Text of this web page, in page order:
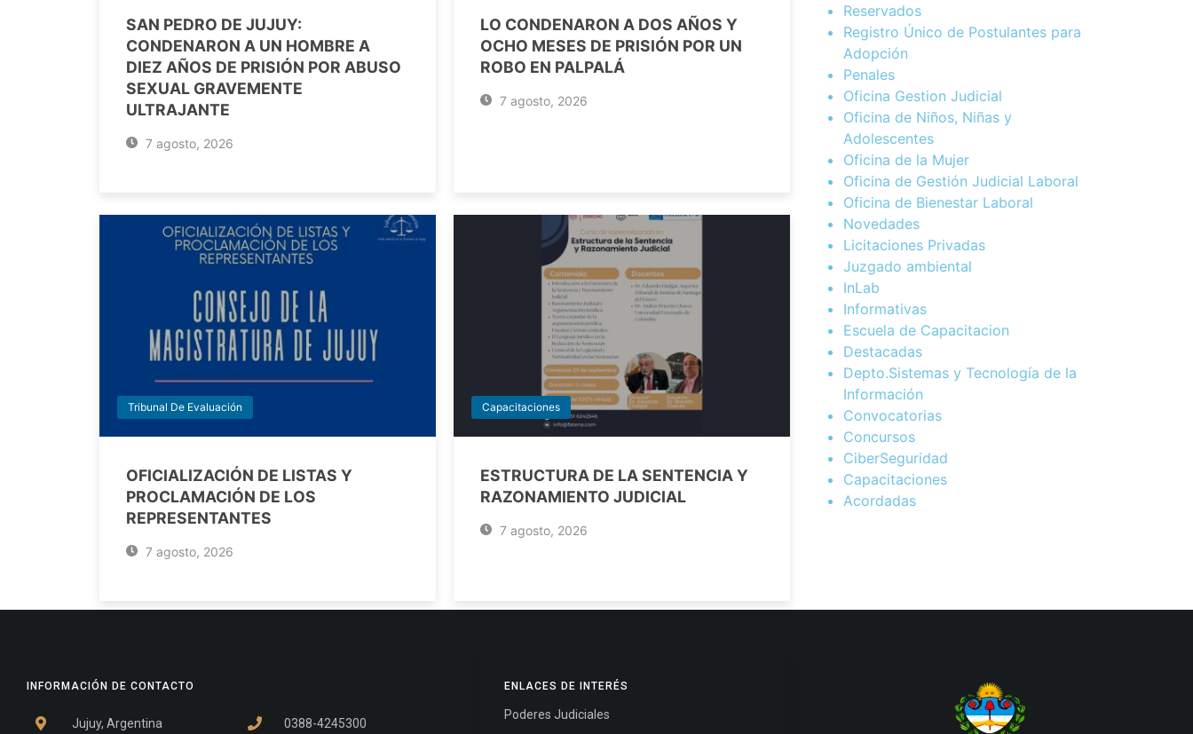
SAN PEDRO DE JUJUY:
CONDENARON A UN HOMBRE A
DIEZ AÑOS DE PRISIÓN POR ABUSO
SEXUAL GRAVEMENTE
ULTRAJANTE
7 agosto, 2026
LO CONDENARON A DOS AÑOS Y
OCHO MESES DE PRISIÓN POR UN
ROBO EN PALPALÁ
7 agosto, 2026
Tribunal De Evaluación
OFICIALIZACIÓN DE LISTAS Y
PROCLAMACIÓN DE LOS
REPRESENTANTES
7 agosto, 2026
Capacitaciones
ESTRUCTURA DE LA SENTENCIA Y
RAZONAMIENTO JUDICIAL
7 agosto, 2026
Reservados
Registro Único de Postulantes para
Adopción
Penales
Oficina Gestion Judicial
Oficina de Niños, Niñas y
Adolescentes
Oficina de la Mujer
Oficina de Gestión Judicial Laboral
Oficina de Bienestar Laboral
Novedades
Licitaciones Privadas
Juzgado ambiental
InLab
Informativas
Escuela de Capacitacion
Destacadas
Depto.Sistemas y Tecnología de la
Información
Convocatorias
Concursos
CiberSeguridad
Capacitaciones
Acordadas
INFORMACIÓN DE CONTACTO
Jujuy, Argentina 0388-4245300
ENLACES DE INTERÉS
Poderes Judiciales